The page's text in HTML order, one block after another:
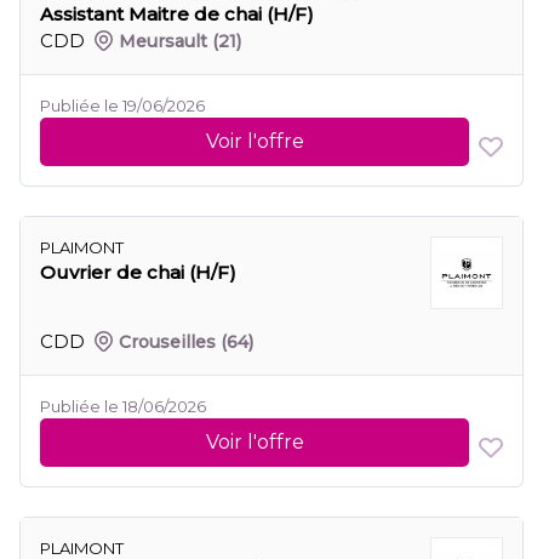
Assistant Maitre de chai (H/F)
CDD
Meursault (21)
Publiée le 19/06/2026
Voir l'offre
PLAIMONT
Ouvrier de chai (H/F)
CDD Crouseilles (64)
Publiée le 18/06/2026
Voir l'offre
PLAIMONT